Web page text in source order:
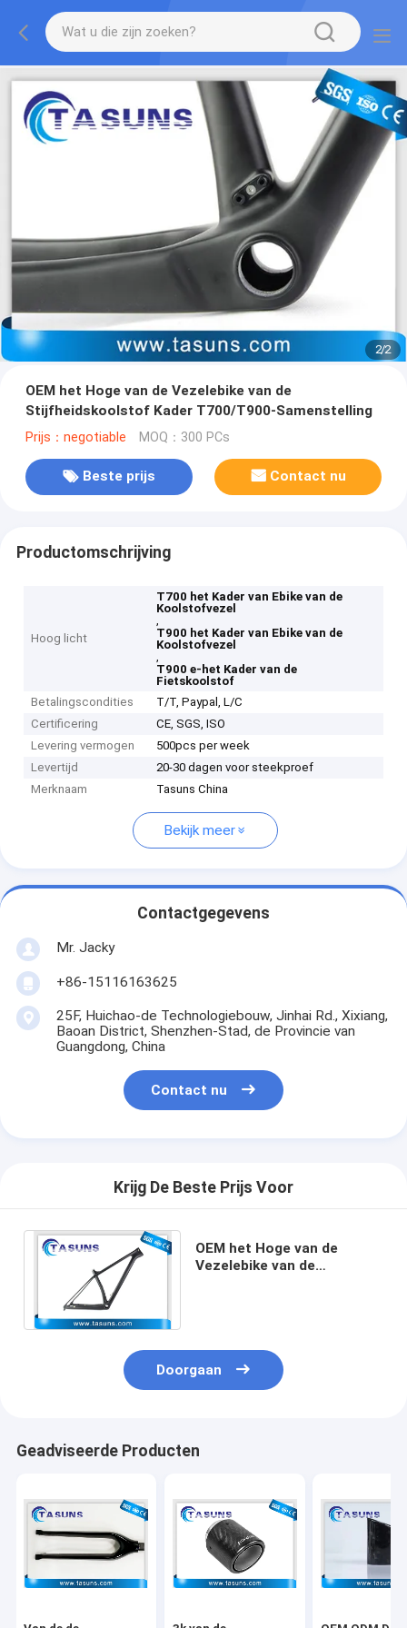
2/2
OEM het Hoge van de Vezelebike van de
Stijfheidskoolstof Kader T700/T900-Samenstelling
Prijs：negotiable MOQ：300 PCs
Beste prijs Contact nu
Productomschrijving
Hoog licht
T700 het Kader van Ebike van de
Koolstofvezel
,
T900 het Kader van Ebike van de
Koolstofvezel
,
T900 e-het Kader van de
Fietskoolstof
Betalingscondities
T/T, Paypal, L/C
Certificering
CE, SGS, ISO
Levering vermogen
500pcs per week
Levertijd
20-30 dagen voor steekproef
Merknaam
Tasuns China
Bekijk meer
Contactgegevens
Mr. Jacky
+86-15116163625
25F, Huichao-de Technologiebouw, Jinhai Rd., Xixiang,
Baoan District, Shenzhen-Stad, de Provincie van
Guangdong, China
Contact nu
Krijg De Beste Prijs Voor
OEM het Hoge van de
Vezelebike van de
Doorgaan
Geadviseerde Producten